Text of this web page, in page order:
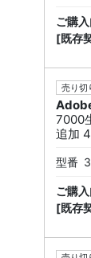
ご購
[既存
売り切
7000
追加
型番
ご購
[既存